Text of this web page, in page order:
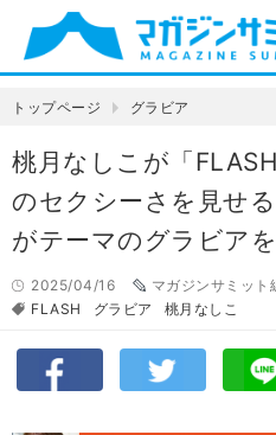
トップページ グラビア
桃月なしこが「
のセクシーさを見せ
がテーマのグラビアを
2025/04/16
マガジンサミット
FLASH
グラビア 桃月なしこ